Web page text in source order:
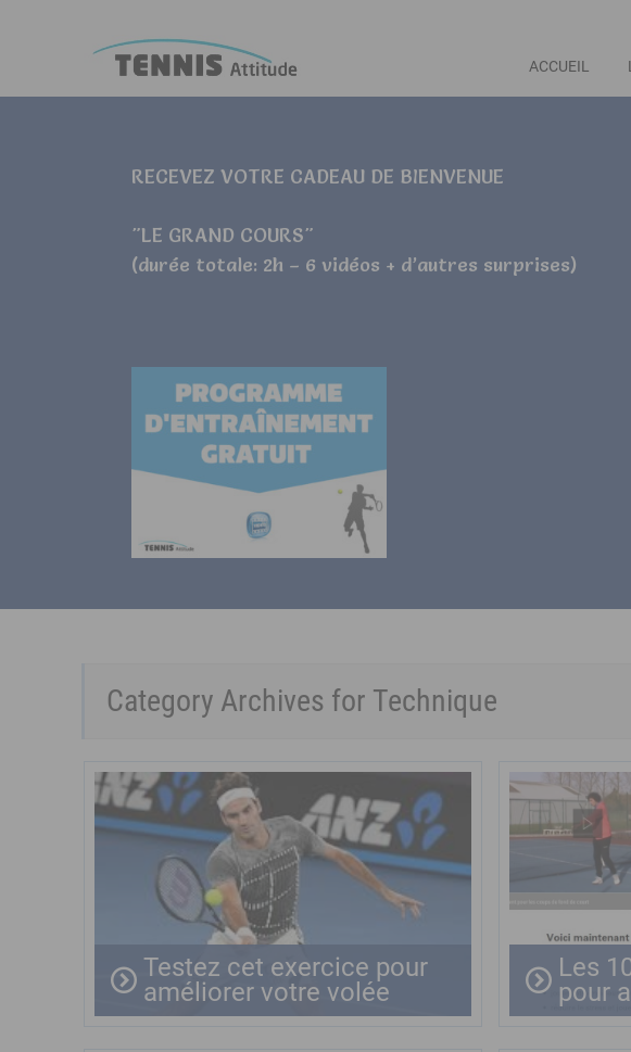
ACCUEIL
RECEVEZ VOTRE CADEAU DE BIENVENUE
"LE GRAND COURS"
(durée totale: 2h – 6 vidéos + d’autres surprises)
Category Archives for Technique
Testez cet exercice pour
améliorer votre volée
Les
pour